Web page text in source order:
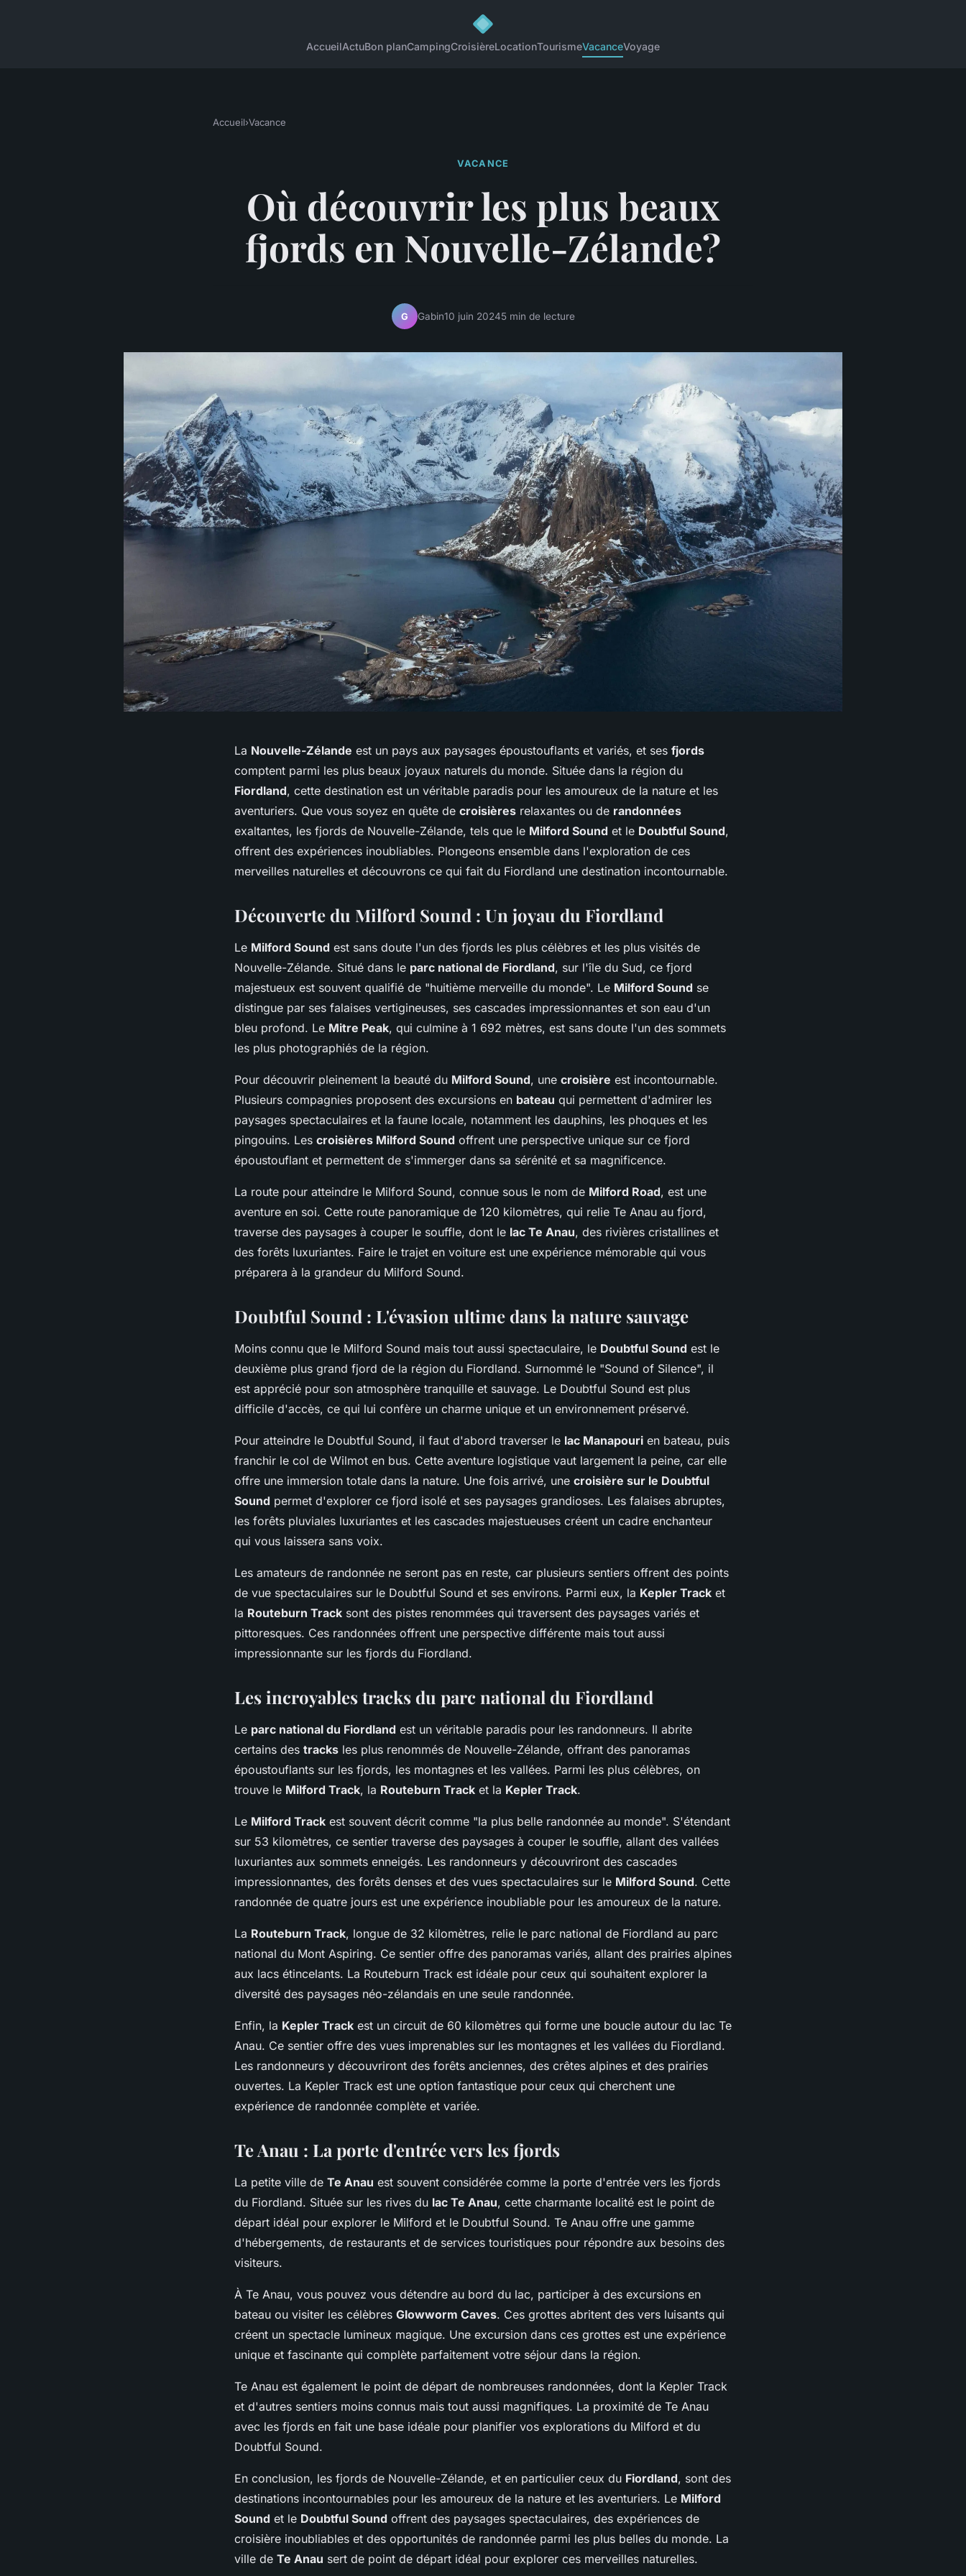
AccueilActuBon planCampingCroisièreLocationTourismeVacanceVoyage
Accueil›Vacance
VACANCE
Où découvrir les plus beaux
fjords en Nouvelle-Zélande?
G Gabin10 juin 20245 min de lecture
La Nouvelle-Zélande est un pays aux paysages époustouflants et variés, et ses fjords
comptent parmi les plus beaux joyaux naturels du monde. Située dans la région du
Fiordland, cette destination est un véritable paradis pour les amoureux de la nature et les
aventuriers. Que vous soyez en quête de croisières relaxantes ou de randonnées
exaltantes, les fjords de Nouvelle-Zélande, tels que le Milford Sound et le Doubtful Sound,
offrent des expériences inoubliables. Plongeons ensemble dans l'exploration de ces
merveilles naturelles et découvrons ce qui fait du Fiordland une destination incontournable.
Découverte du Milford Sound : Un joyau du Fiordland
Le Milford Sound est sans doute l'un des fjords les plus célèbres et les plus visités de
Nouvelle-Zélande. Situé dans le parc national de Fiordland, sur l'île du Sud, ce fjord
majestueux est souvent qualifié de "huitième merveille du monde". Le Milford Sound se
distingue par ses falaises vertigineuses, ses cascades impressionnantes et son eau d'un
bleu profond. Le Mitre Peak, qui culmine à 1 692 mètres, est sans doute l'un des sommets
les plus photographiés de la région.
Pour découvrir pleinement la beauté du Milford Sound, une croisière est incontournable.
Plusieurs compagnies proposent des excursions en bateau qui permettent d'admirer les
paysages spectaculaires et la faune locale, notamment les dauphins, les phoques et les
pingouins. Les croisières Milford Sound offrent une perspective unique sur ce fjord
époustouflant et permettent de s'immerger dans sa sérénité et sa magnificence.
La route pour atteindre le Milford Sound, connue sous le nom de Milford Road, est une
aventure en soi. Cette route panoramique de 120 kilomètres, qui relie Te Anau au fjord,
traverse des paysages à couper le souffle, dont le lac Te Anau, des rivières cristallines et
des forêts luxuriantes. Faire le trajet en voiture est une expérience mémorable qui vous
préparera à la grandeur du Milford Sound.
Doubtful Sound : L'évasion ultime dans la nature sauvage
Moins connu que le Milford Sound mais tout aussi spectaculaire, le Doubtful Sound est le
deuxième plus grand fjord de la région du Fiordland. Surnommé le "Sound of Silence", il
est apprécié pour son atmosphère tranquille et sauvage. Le Doubtful Sound est plus
difficile d'accès, ce qui lui confère un charme unique et un environnement préservé.
Pour atteindre le Doubtful Sound, il faut d'abord traverser le lac Manapouri en bateau, puis
franchir le col de Wilmot en bus. Cette aventure logistique vaut largement la peine, car elle
offre une immersion totale dans la nature. Une fois arrivé, une croisière sur le Doubtful
Sound permet d'explorer ce fjord isolé et ses paysages grandioses. Les falaises abruptes,
les forêts pluviales luxuriantes et les cascades majestueuses créent un cadre enchanteur
qui vous laissera sans voix.
Les amateurs de randonnée ne seront pas en reste, car plusieurs sentiers offrent des points
de vue spectaculaires sur le Doubtful Sound et ses environs. Parmi eux, la Kepler Track et
la Routeburn Track sont des pistes renommées qui traversent des paysages variés et
pittoresques. Ces randonnées offrent une perspective différente mais tout aussi
impressionnante sur les fjords du Fiordland.
Les incroyables tracks du parc national du Fiordland
Le parc national du Fiordland est un véritable paradis pour les randonneurs. Il abrite
certains des tracks les plus renommés de Nouvelle-Zélande, offrant des panoramas
époustouflants sur les fjords, les montagnes et les vallées. Parmi les plus célèbres, on
trouve le Milford Track, la Routeburn Track et la Kepler Track.
Le Milford Track est souvent décrit comme "la plus belle randonnée au monde". S'étendant
sur 53 kilomètres, ce sentier traverse des paysages à couper le souffle, allant des vallées
luxuriantes aux sommets enneigés. Les randonneurs y découvriront des cascades
impressionnantes, des forêts denses et des vues spectaculaires sur le Milford Sound. Cette
randonnée de quatre jours est une expérience inoubliable pour les amoureux de la nature.
La Routeburn Track, longue de 32 kilomètres, relie le parc national de Fiordland au parc
national du Mont Aspiring. Ce sentier offre des panoramas variés, allant des prairies alpines
aux lacs étincelants. La Routeburn Track est idéale pour ceux qui souhaitent explorer la
diversité des paysages néo-zélandais en une seule randonnée.
Enfin, la Kepler Track est un circuit de 60 kilomètres qui forme une boucle autour du lac Te
Anau. Ce sentier offre des vues imprenables sur les montagnes et les vallées du Fiordland.
Les randonneurs y découvriront des forêts anciennes, des crêtes alpines et des prairies
ouvertes. La Kepler Track est une option fantastique pour ceux qui cherchent une
expérience de randonnée complète et variée.
Te Anau : La porte d'entrée vers les fjords
La petite ville de Te Anau est souvent considérée comme la porte d'entrée vers les fjords
du Fiordland. Située sur les rives du lac Te Anau, cette charmante localité est le point de
départ idéal pour explorer le Milford et le Doubtful Sound. Te Anau offre une gamme
d'hébergements, de restaurants et de services touristiques pour répondre aux besoins des
visiteurs.
À Te Anau, vous pouvez vous détendre au bord du lac, participer à des excursions en
bateau ou visiter les célèbres Glowworm Caves. Ces grottes abritent des vers luisants qui
créent un spectacle lumineux magique. Une excursion dans ces grottes est une expérience
unique et fascinante qui complète parfaitement votre séjour dans la région.
Te Anau est également le point de départ de nombreuses randonnées, dont la Kepler Track
et d'autres sentiers moins connus mais tout aussi magnifiques. La proximité de Te Anau
avec les fjords en fait une base idéale pour planifier vos explorations du Milford et du
Doubtful Sound.
En conclusion, les fjords de Nouvelle-Zélande, et en particulier ceux du Fiordland, sont des
destinations incontournables pour les amoureux de la nature et les aventuriers. Le Milford
Sound et le Doubtful Sound offrent des paysages spectaculaires, des expériences de
croisière inoubliables et des opportunités de randonnée parmi les plus belles du monde. La
ville de Te Anau sert de point de départ idéal pour explorer ces merveilles naturelles.